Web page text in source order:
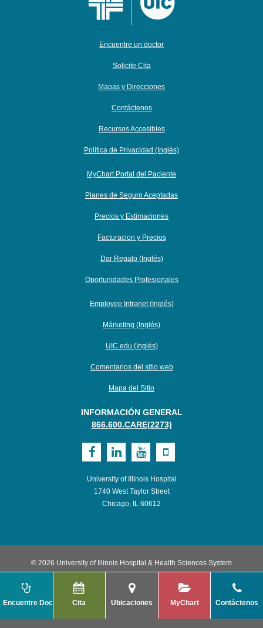
Encuentre un doctor
Solicite Cita
Mapas y Direcciones
Contáctenos
Recursos Accesibles
Política de Privacidad (Inglés)
MyChart Portal del Paciente
Planes de Seguro Aceptadas
Precios y Estimaciones
Facturacion y Precios
Dar Regalo (Inglés)
Oportunidades Profesionales
Employee Intranet (Inglés)
Márketing (Inglés)
UIC.edu (Inglés)
Comentarios del sitio web
Mapa del Sitio
INFORMACIÓN GENERAL
866.600.CARE(2273)
Visit
Health
on
Visit
Health
on
Visit
Health
on
Visit
Health
University of Illinois Hospital
1740 West Taylor Street
Chicago, IL 60612
© 2026 University of Illinois Hospital & Health Sciences System
Encuentre Doctor Cita Ubicaciones MyChart Contáctenos